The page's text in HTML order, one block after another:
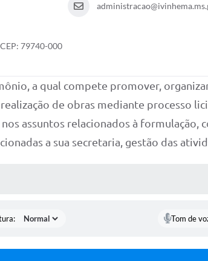
79740-000
a qual compete promover,
de obras mediante processo
assuntos relacionados à
a sua secretaria, gestão das
Tom de